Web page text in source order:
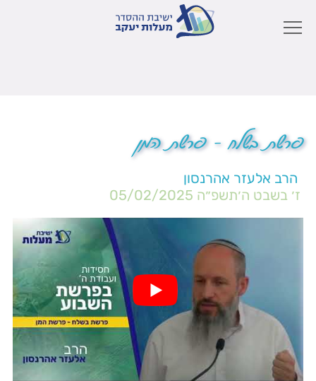
פרשת בשלח – פרשת המן
הרב אלעזר אהרנסון
ז׳ בשבט ה׳תשפ״ה 05/02/2025